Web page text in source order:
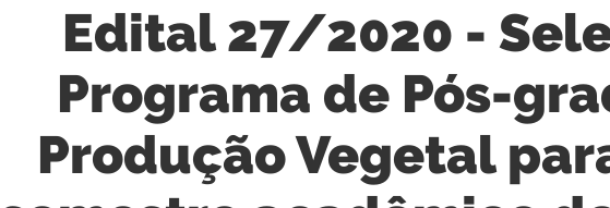
Edital 27/2020 -
Programa de Pós-
Produção Vegetal